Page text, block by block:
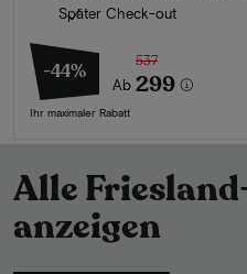
Später Check-out
-44%
Ab
537
299
Ihr maximaler Rabatt
Alle
anzeigen